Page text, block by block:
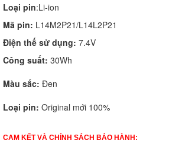
Loại pin:Li-ion
Mã pin: L14M2P21/L14L2P21
Điện thế sử dụng: 7.4V
Công suất: 30Wh
Màu sắc: Đen
Loại pin: Original mới 100%
CAM KẾT VÀ CHÍNH SÁCH BẢO HÀNH: